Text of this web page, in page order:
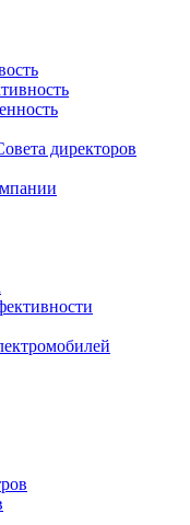
директоров